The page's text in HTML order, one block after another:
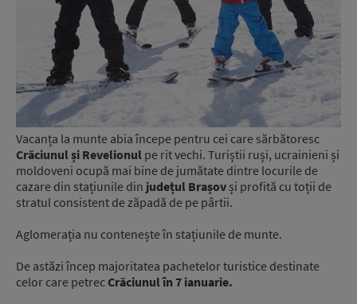
Vacanța la munte abia începe pentru cei care sărbătoresc
Crăciunul și Revelionul pe rit vechi. Turiștii ruși, ucrainieni și
moldoveni ocupă mai bine de jumătate dintre locurile de
cazare din stațiunile din județul Brașov și profită cu toții de
stratul consistent de zăpadă de pe pârtii.
Aglomerația nu contenește în stațiunile de munte.
De astăzi încep majoritatea pachetelor turistice destinate
celor care petrec Crăciunul în 7 ianuarie.